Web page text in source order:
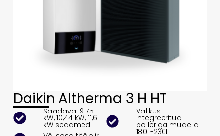
Daikin Altherma 3 H HT
Saadaval 9.75
kW, 10,44 kW, 11,6
kW seadmed
Valikus
integreeritud
boileriga mudelid
180L-230L